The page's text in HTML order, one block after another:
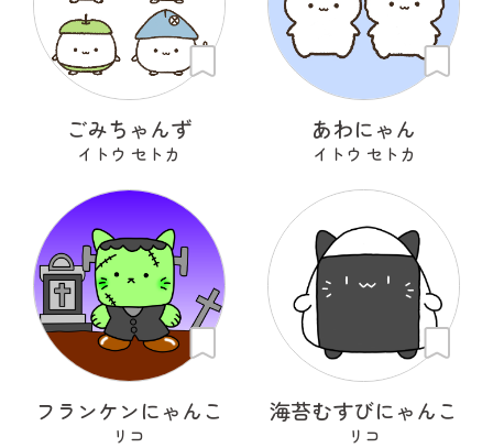
ごみちゃんず
イトウ セトカ
あわにゃん
イトウ セトカ
フランケンにゃんこ
リコ
海苔むすびにゃんこ
リコ